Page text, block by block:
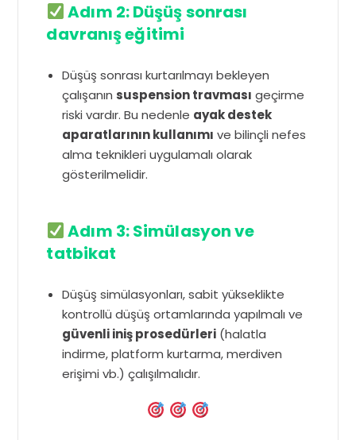
Adım 2: Düşüş sonrası
davranış eğitimi
Düşüş sonrası kurtarılmayı bekleyen
çalışanın suspension travması geçirme
riski vardır. Bu nedenle ayak destek
aparatlarının kullanımı ve bilinçli nefes
alma teknikleri uygulamalı olarak
gösterilmelidir.
Adım 3: Simülasyon ve
tatbikat
Düşüş simülasyonları, sabit yükseklikte
kontrollü düşüş ortamlarında yapılmalı ve
güvenli iniş prosedürleri (halatla
indirme, platform kurtarma, merdiven
erişimi vb.) çalışılmalıdır.